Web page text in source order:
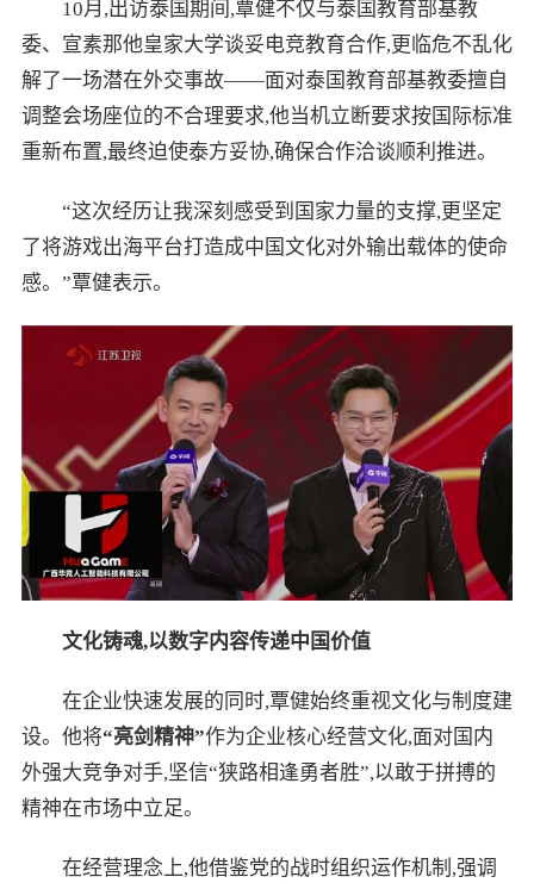
10月,出访泰国期间,覃健不仅与泰国教育部基教
委、宣素那他皇家大学谈妥电竞教育合作,更临危不乱化
解了一场潜在外交事故——面对泰国教育部基教委擅自
调整会场座位的不合理要求,他当机立断要求按国际标准
重新布置,最终迫使泰方妥协,确保合作洽谈顺利推进。
“这次经历让我深刻感受到国家力量的支撑,更坚定
了将游戏出海平台打造成中国文化对外输出载体的使命
感。”覃健表示。
文化铸魂,以数字内容传递中国价值
在企业快速发展的同时,覃健始终重视文化与制度建
设。他将“亮剑精神”作为企业核心经营文化,面对国内
外强大竞争对手,坚信“狭路相逢勇者胜”,以敢于拼搏的
精神在市场中立足。
在经营理念上,他借鉴党的战时组织运作机制,强调